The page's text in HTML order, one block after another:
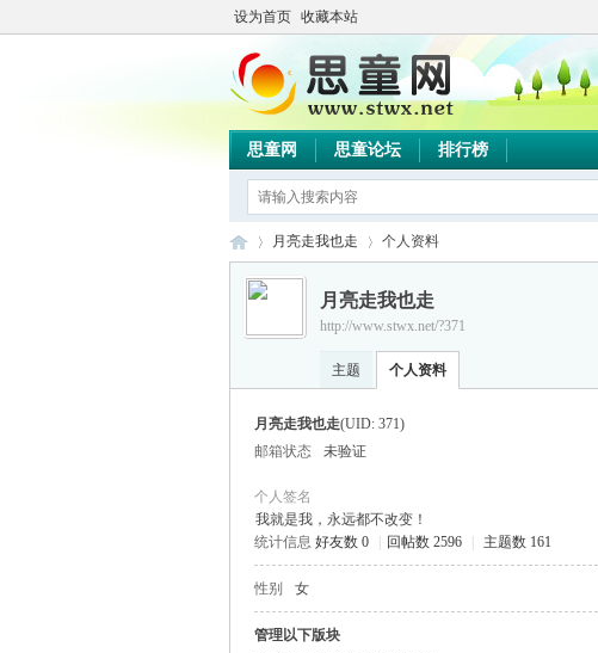
设为首页 收藏本站
思童网 思童论坛 排行榜
›
月亮走我也走 个人资料
月亮走我也走
http://www.stwx.net/?371
主题 个人资料
月亮走我也走(UID: 371)
邮箱状态
未验证
个人签名
我就是我，永远都不改变！
统计信息 好友数 0 回帖数 2596 主题数 161
性别 女
管理以下版块